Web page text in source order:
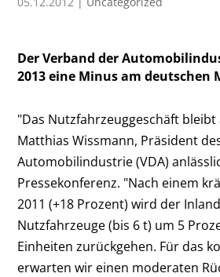
Der Verband der
2013 eine Minus am deutschen
"Das Nutzfahrzeuggeschäft
Matthias Wissmann, Präsident
Automobilindustrie (VDA)
Pressekonferenz. "Nach einem
2011 (+18 Prozent) wird der
Nutzfahrzeuge (bis 6 t) um 5
Einheiten zurückgehen. Für das
erwarten wir einen moderaten